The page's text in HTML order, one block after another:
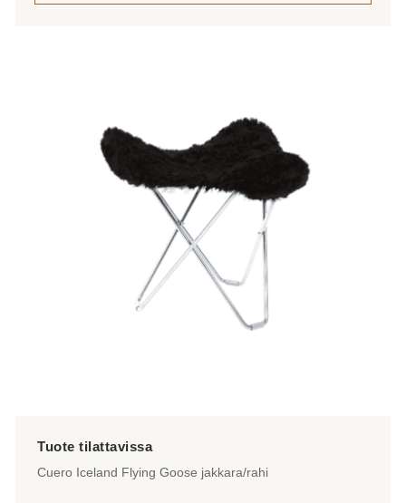
Cuero Iceland Flying Goose jakkara/rahi